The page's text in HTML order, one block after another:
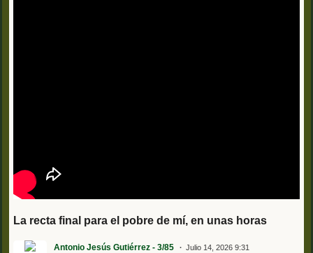
La recta final para el pobre de mí, en unas horas
Antonio Jesús Gutiérrez - 3/85 Julio 14, 2026 9:31